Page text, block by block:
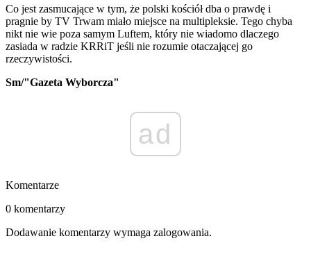
Co jest zasmucające w tym, że polski kościół dba o prawdę i
pragnie by TV Trwam miało miejsce na multipleksie. Tego chyba
nikt nie wie poza samym Luftem, który nie wiadomo dlaczego
zasiada w radzie KRRiT jeśli nie rozumie otaczającej go
rzeczywistości.
Sm/"Gazeta Wyborcza"
ad
Komentarze
0 komentarzy
Dodawanie komentarzy wymaga zalogowania.